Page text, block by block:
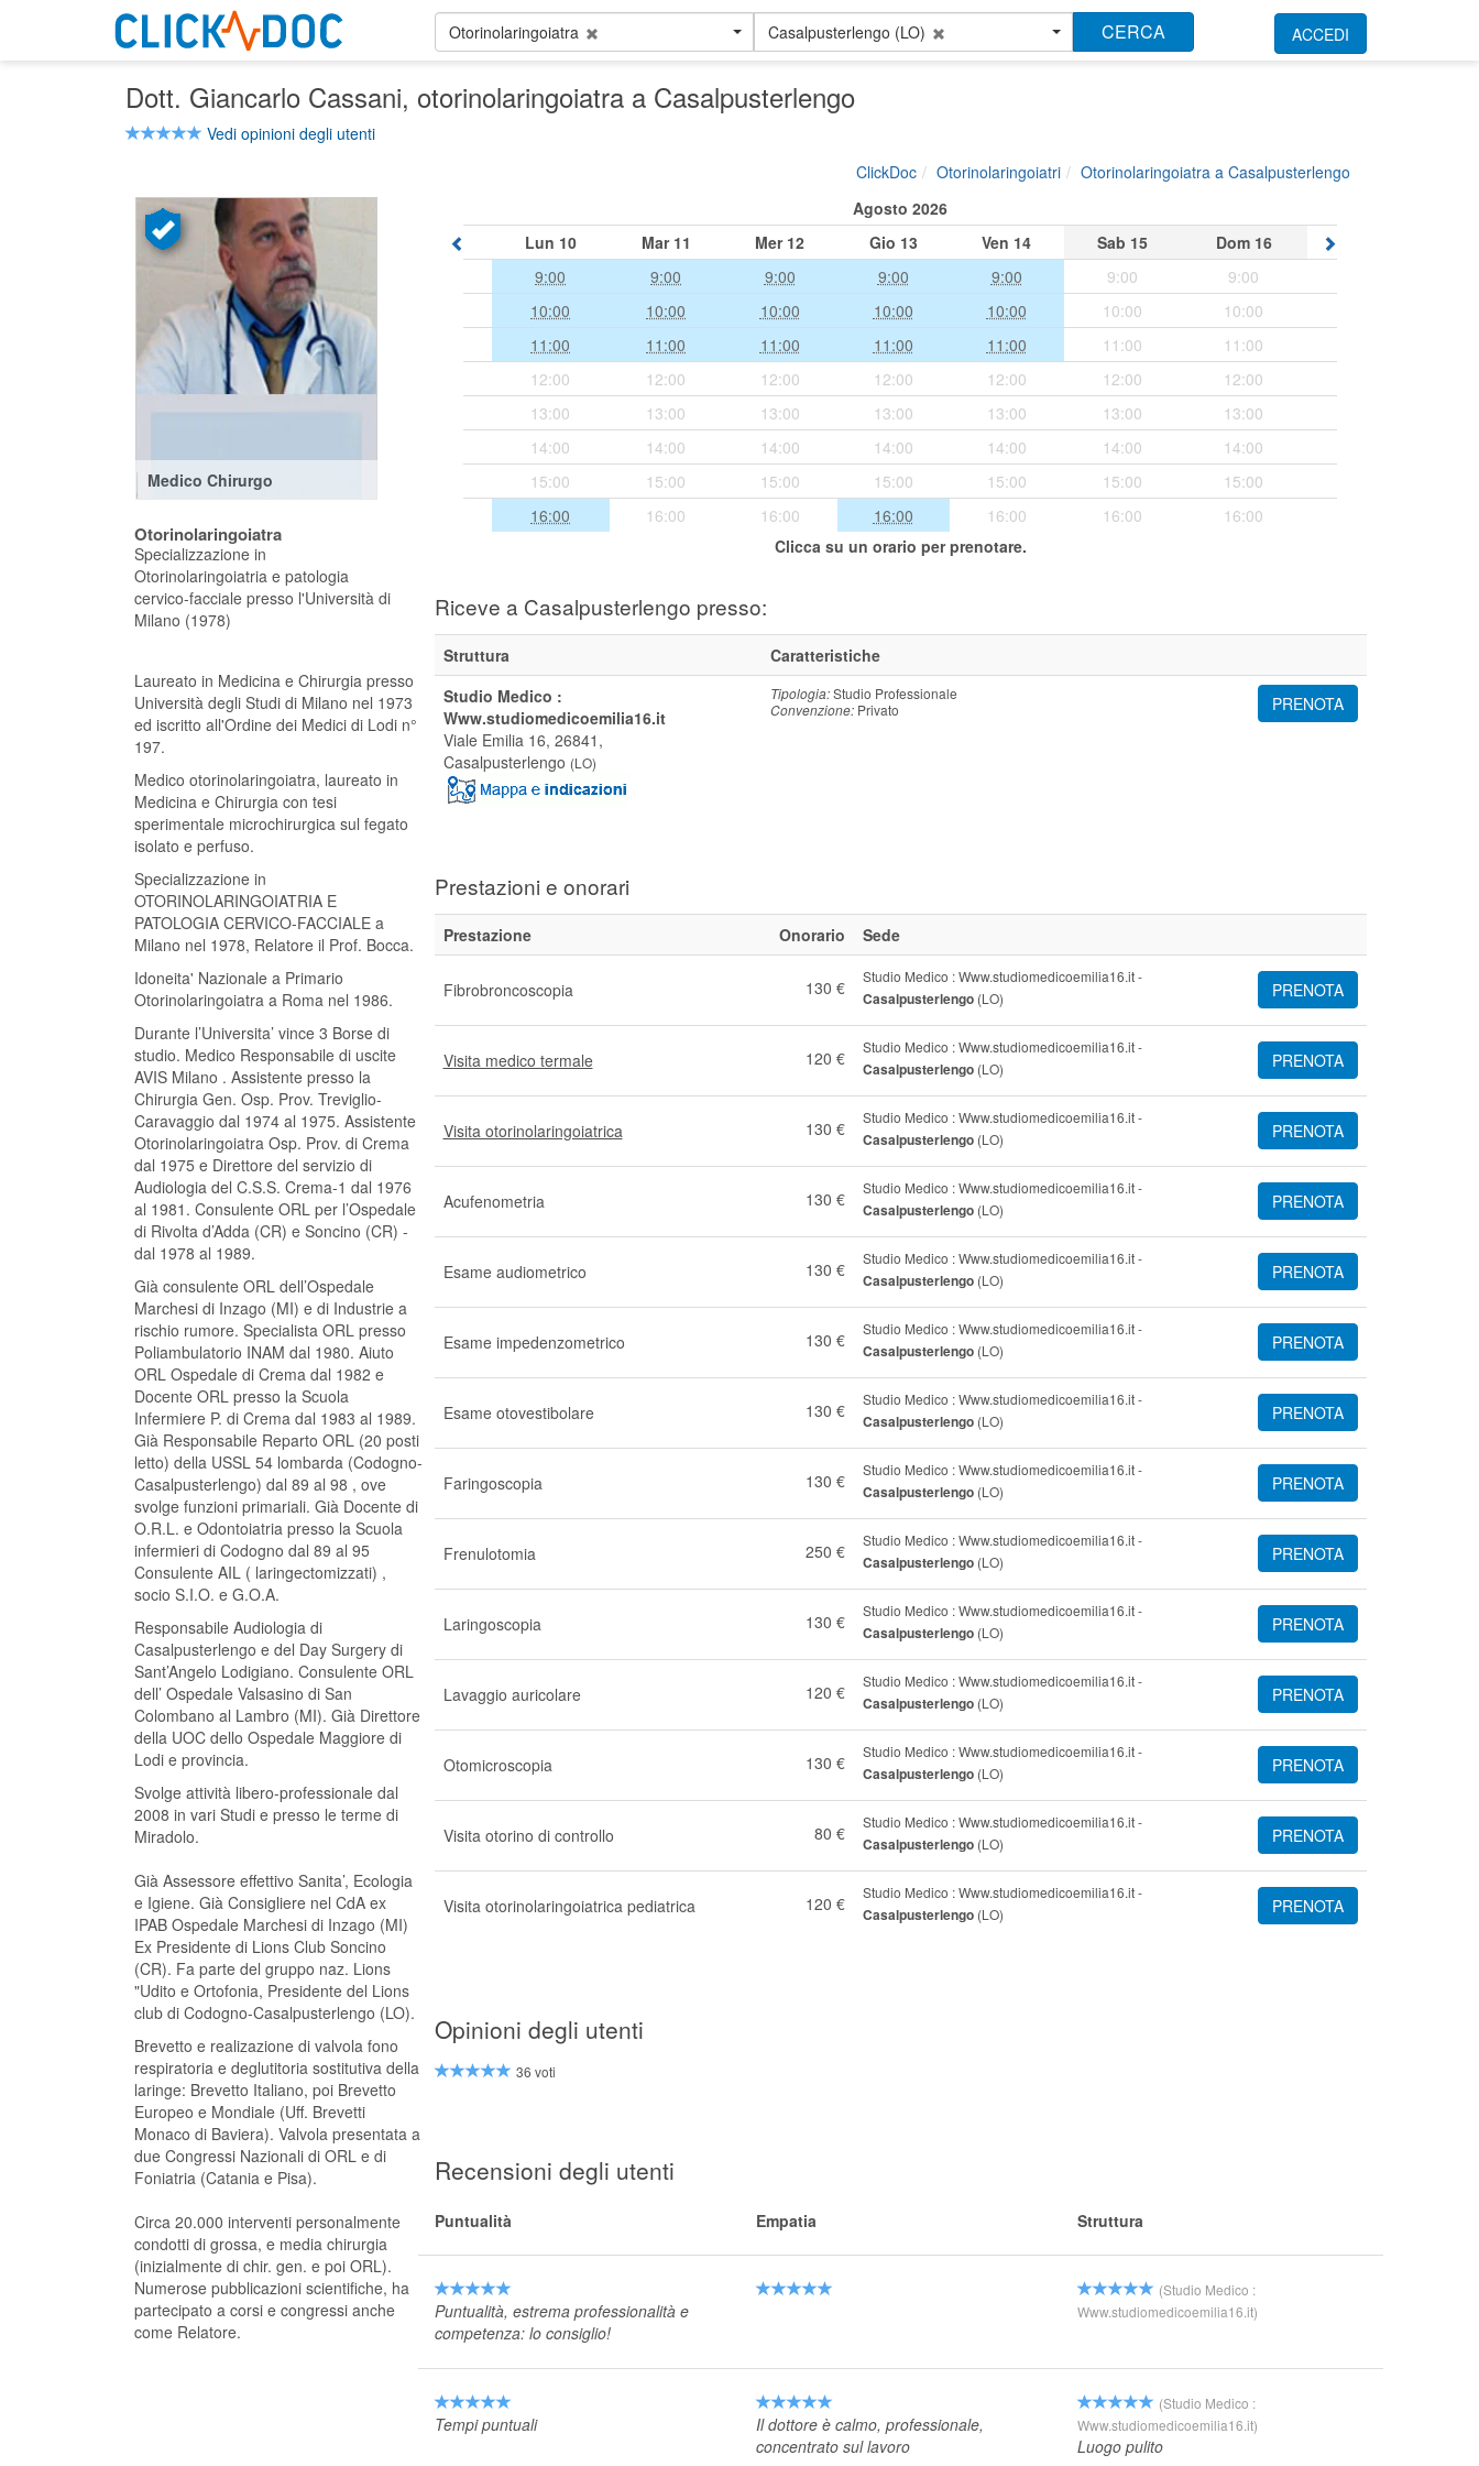
Otorinolaringoiatra Casalpusterlengo (LO) CERCA ACCEDI
Dott. Giancarlo Cassani, otorinolaringoiatra a Casalpusterlengo
Vedi opinioni degli utenti
ClickDoc
Otorinolaringoiatri Otorinolaringoiatra a Casalpusterlengo
Medico Chirurgo
Otorinolaringoiatra
Specializzazione in
Otorinolaringoiatria e patologia
cervico-facciale presso l'Università di
Milano (1978)
Laureato in Medicina e Chirurgia presso
Università degli Studi di Milano nel 1973
ed iscritto all'Ordine dei Medici di Lodi n°
197.
Medico otorinolaringoiatra, laureato in
Medicina e Chirurgia con tesi
sperimentale microchirurgica sul fegato
isolato e perfuso.
Specializzazione in
OTORINOLARINGOIATRIA E
PATOLOGIA CERVICO-FACCIALE a
Milano nel 1978, Relatore il Prof. Bocca.
Idoneita' Nazionale a Primario
Otorinolaringoiatra a Roma nel 1986.
Durante l’Universita’ vince 3 Borse di
studio. Medico Responsabile di uscite
AVIS Milano . Assistente presso la
Chirurgia Gen. Osp. Prov. Treviglio-
Caravaggio dal 1974 al 1975. Assistente
Otorinolaringoiatra Osp. Prov. di Crema
dal 1975 e Direttore del servizio di
Audiologia del C.S.S. Crema-1 dal 1976
al 1981. Consulente ORL per l’Ospedale
di Rivolta d’Adda (CR) e Soncino (CR) -
dal 1978 al 1989.
Già consulente ORL dell’Ospedale
Marchesi di Inzago (MI) e di Industrie a
rischio rumore. Specialista ORL presso
Poliambulatorio INAM dal 1980. Aiuto
ORL Ospedale di Crema dal 1982 e
Docente ORL presso la Scuola
Infermiere P. di Crema dal 1983 al 1989.
Già Responsabile Reparto ORL (20 posti
letto) della USSL 54 lombarda (Codogno-
Casalpusterlengo) dal 89 al 98 , ove
svolge funzioni primariali. Già Docente di
O.R.L. e Odontoiatria presso la Scuola
infermieri di Codogno dal 89 al 95
Consulente AIL ( laringectomizzati) ,
socio S.I.O. e G.O.A.
Responsabile Audiologia di
Casalpusterlengo e del Day Surgery di
Sant’Angelo Lodigiano. Consulente ORL
dell’ Ospedale Valsasino di San
Colombano al Lambro (MI). Già Direttore
della UOC dello Ospedale Maggiore di
Lodi e provincia.
Svolge attività libero-professionale dal
2008 in vari Studi e presso le terme di
Miradolo.
Già Assessore effettivo Sanita’, Ecologia
e Igiene. Già Consigliere nel CdA ex
IPAB Ospedale Marchesi di Inzago (MI)
Ex Presidente di Lions Club Soncino
(CR). Fa parte del gruppo naz. Lions
"Udito e Ortofonia, Presidente del Lions
club di Codogno-Casalpusterlengo (LO).
Brevetto e realizazione di valvola fono
respiratoria e deglutitoria sostitutiva della
laringe: Brevetto Italiano, poi Brevetto
Europeo e Mondiale (Uff. Brevetti
Monaco di Baviera). Valvola presentata a
due Congressi Nazionali di ORL e di
Foniatria (Catania e Pisa).
Circa 20.000 interventi personalmente
condotti di grossa, e media chirurgia
(inizialmente di chir. gen. e poi ORL).
Numerose pubblicazioni scientifiche, ha
partecipato a corsi e congressi anche
come Relatore.
Agosto 2026
Lun 10 Mar 11 Mer 12 Gio 13 Ven 14 Sab 15 Dom 16
9:00
9:00 9:00 9:00 9:00 9:00
9:00
10:00
10:00 10:00 10:00 10:00 10:00
10:00
11:00
11:00 11:00 11:00 11:00 11:00
11:00
12:00
12:00 12:00 12:00 12:00 12:00
12:00
13:00
13:00 13:00 13:00 13:00 13:00
13:00
14:00
14:00 14:00 14:00 14:00 14:00
14:00
15:00
15:00 15:00 15:00 15:00 15:00
15:00
16:00
16:00 16:00 16:00 16:00 16:00
16:00
Clicca su un orario per prenotare.
Riceve a Casalpusterlengo presso:
Struttura
Caratteristiche
Studio Medico :
Www.studiomedicoemilia16.it
Viale Emilia 16, 26841,
Casalpusterlengo (LO)
Tipologia:Studio Professionale
Convenzione:Privato PRENOTA
Prestazioni e onorari
Prestazione Onorario Sede
Fibrobroncoscopia 130 €
Studio Medico : Www.studiomedicoemilia16.it -
Casalpusterlengo (LO) PRENOTA
Visita medico termale 120 €
Studio Medico : Www.studiomedicoemilia16.it -
Casalpusterlengo (LO) PRENOTA
Visita otorinolaringoiatrica 130 €
Studio Medico : Www.studiomedicoemilia16.it -
Casalpusterlengo (LO) PRENOTA
Acufenometria 130 €
Studio Medico : Www.studiomedicoemilia16.it -
Casalpusterlengo (LO) PRENOTA
Esame audiometrico 130 €
Studio Medico : Www.studiomedicoemilia16.it -
Casalpusterlengo (LO) PRENOTA
Esame impedenzometrico 130 €
Studio Medico : Www.studiomedicoemilia16.it -
Casalpusterlengo (LO) PRENOTA
Esame otovestibolare 130 €
Studio Medico : Www.studiomedicoemilia16.it -
Casalpusterlengo (LO) PRENOTA
Faringoscopia 130 €
Studio Medico : Www.studiomedicoemilia16.it -
Casalpusterlengo (LO) PRENOTA
Frenulotomia 250 €
Studio Medico : Www.studiomedicoemilia16.it -
Casalpusterlengo (LO) PRENOTA
Laringoscopia 130 €
Studio Medico : Www.studiomedicoemilia16.it -
Casalpusterlengo (LO) PRENOTA
Lavaggio auricolare 120 €
Studio Medico : Www.studiomedicoemilia16.it -
Casalpusterlengo (LO) PRENOTA
Otomicroscopia 130 €
Studio Medico : Www.studiomedicoemilia16.it -
Casalpusterlengo (LO) PRENOTA
Visita otorino di controllo 80 €
Studio Medico : Www.studiomedicoemilia16.it -
Casalpusterlengo (LO) PRENOTA
Visita otorinolaringoiatrica pediatrica 120 €
Studio Medico : Www.studiomedicoemilia16.it -
Casalpusterlengo (LO) PRENOTA
Opinioni degli utenti
36 voti
Recensioni degli utenti
Puntualità Empatia Struttura
Puntualità, estrema professionalità e
competenza: lo consiglio!
(Studio Medico :
Www.studiomedicoemilia16.it)
Tempi puntuali
Il dottore è calmo, professionale,
concentrato sul lavoro
(Studio Medico :
Www.studiomedicoemilia16.it)
Luogo pulito